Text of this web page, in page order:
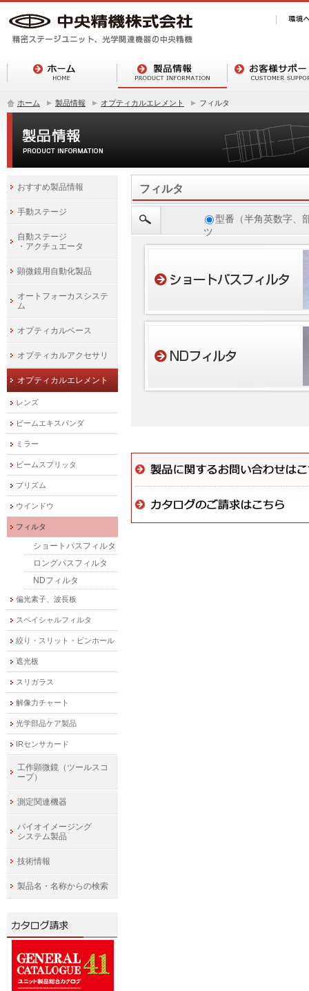
ホーム 製品情報 オプティカルエレメント フィルタ
フィルタ
型番（半角英数字、
ツ
おすすめ製品情報
手動ステージ
自動ステージ
・アクチュエータ
顕微鏡用自動化製品
オートフォーカスシステ
ム
オプティカルベース
オプティカルアクセサリ
オプティカルエレメント
レンズ
ビームエキスパンダ
ミラー
ビームスプリッタ
プリズム
ウインドウ
フィルタ
ショートパスフィルタ
ロングパスフィルタ
NDフィルタ
偏光素子、波長板
スペイシャルフィルタ
絞り・スリット・ピンホール
遮光板
スリガラス
解像力チャート
光学部品ケア製品
IRセンサカード
工作顕微鏡（ツールスコ
ープ）
測定関連機器
バイオイメージング
システム製品
技術情報
製品名・名称からの検索